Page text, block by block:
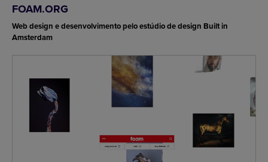
FOAM.ORG
Web design e desenvolvimento pelo estúdio de design Built in
Amsterdam